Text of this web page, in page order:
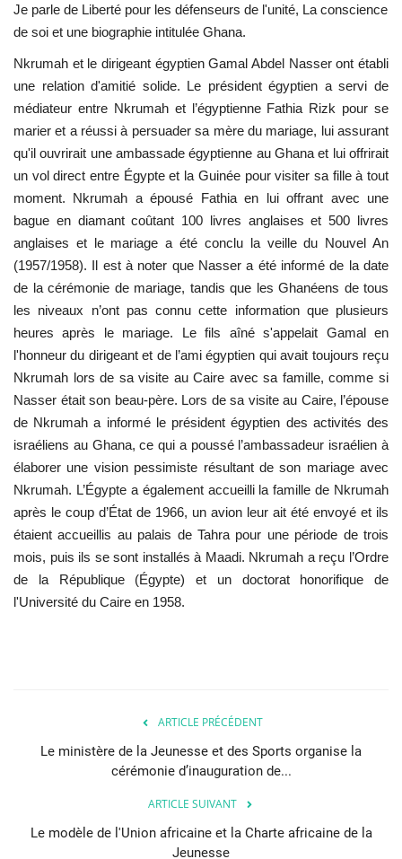
Je parle de Liberté pour les défenseurs de l'unité, La conscience
de soi et une biographie intitulée Ghana.
Nkrumah et le dirigeant égyptien Gamal Abdel Nasser ont établi
une relation d'amitié solide. Le président égyptien a servi de
médiateur entre Nkrumah et l’égyptienne Fathia Rizk pour se
marier et a réussi à persuader sa mère du mariage, lui assurant
qu'il ouvrirait une ambassade égyptienne au Ghana et lui offrirait
un vol direct entre Égypte et la Guinée pour visiter sa fille à tout
moment. Nkrumah a épousé Fathia en lui offrant avec une
bague en diamant coûtant 100 livres anglaises et 500 livres
anglaises et le mariage a été conclu la veille du Nouvel An
(1957/1958). Il est à noter que Nasser a été informé de la date
de la cérémonie de mariage, tandis que les Ghanéens de tous
les niveaux n’ont pas connu cette information que plusieurs
heures après le mariage. Le fils aîné s'appelait Gamal en
l'honneur du dirigeant et de l’ami égyptien qui avait toujours reçu
Nkrumah lors de sa visite au Caire avec sa famille, comme si
Nasser était son beau-père. Lors de sa visite au Caire, l’épouse
de Nkrumah a informé le président égyptien des activités des
israéliens au Ghana, ce qui a poussé l’ambassadeur israélien à
élaborer une vision pessimiste résultant de son mariage avec
Nkrumah. L’Égypte a également accueilli la famille de Nkrumah
après le coup d’État de 1966, un avion leur ait été envoyé et ils
étaient accueillis au palais de Tahra pour une période de trois
mois, puis ils se sont installés à Maadi. Nkrumah a reçu l’Ordre
de la République (Égypte) et un doctorat honorifique de
l'Université du Caire en 1958.
ARTICLE PRÉCÉDENT
Le ministère de la Jeunesse et des Sports organise la
cérémonie d’inauguration de...
ARTICLE SUIVANT
Le modèle de l'Union africaine et la Charte africaine de la
Jeunesse